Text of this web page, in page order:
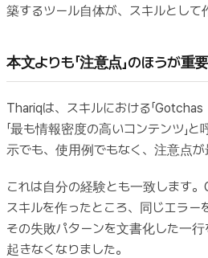
築するツール自体が、スキルとして
本文よりも「注意点」のほうが重要
Thariqは、スキルにおける「Gotchas
「最も情報密度の高いコンテンツ」
示でも、使用例でもなく、注意点が
これは自分の経験とも一致します
スキルを作ったところ、同じエラー
その失敗パターンを文書化した一
起きなくなりました。